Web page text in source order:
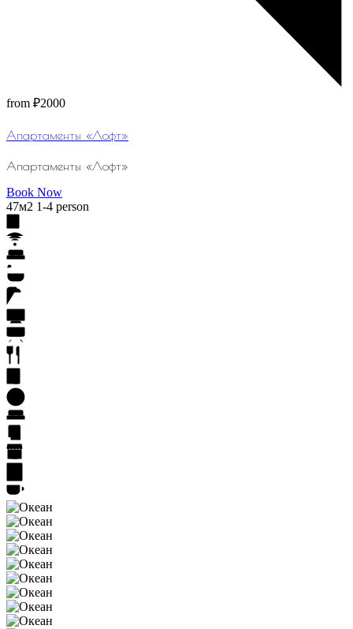
from ₽2000
Апартаменты «Лофт»
Апартаменты «Лофт»
Book Now
47м2 1-4 person